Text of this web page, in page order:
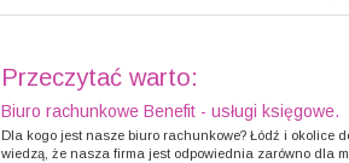
Przeczytać warto:
Biuro rachunkowe Benefit - usługi księgowe.
Dla kogo jest nasze biuro rachunkowe? Łódź i okolice
wiedzą, że nasza firma jest odpowiednia zarówno dla